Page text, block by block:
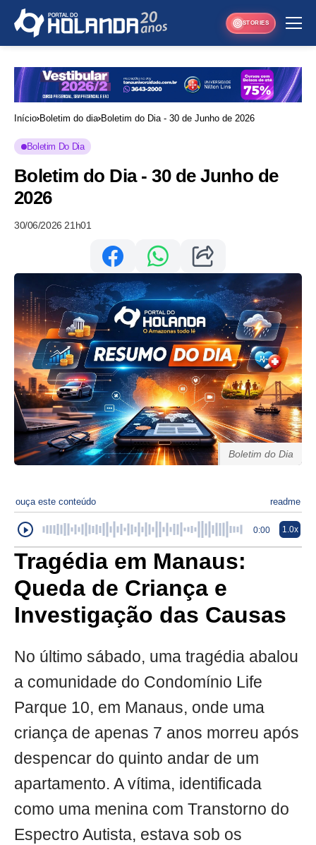
STORIES
Início Boletim do dia Boletim do Dia - 30 de Junho de 2026
Boletim Do Dia
Boletim do Dia - 30 de Junho de
2026
30/06/2026 21h01
Boletim do Dia
ouça este conteúdo readme
0:00 1.0x
Tragédia em Manaus:
Queda de Criança e
Investigação das Causas
No último sábado, uma tragédia abalou
a comunidade do Condomínio Life
Parque 10, em Manaus, onde uma
criança de apenas 7 anos morreu após
despencar do quinto andar de um
apartamento. A vítima, identificada
como uma menina com Transtorno do
Espectro Autista, estava sob os